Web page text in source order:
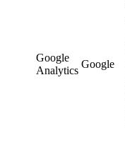
Google
Analytics
Google